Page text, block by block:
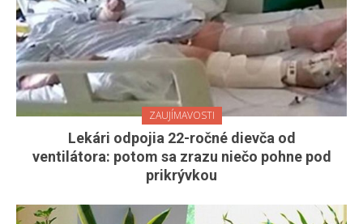
ZAUJÍMAVOSTI
Lekári odpojia 22-ročné dievča od
ventilátora: potom sa zrazu niečo pohne pod
prikrývkou